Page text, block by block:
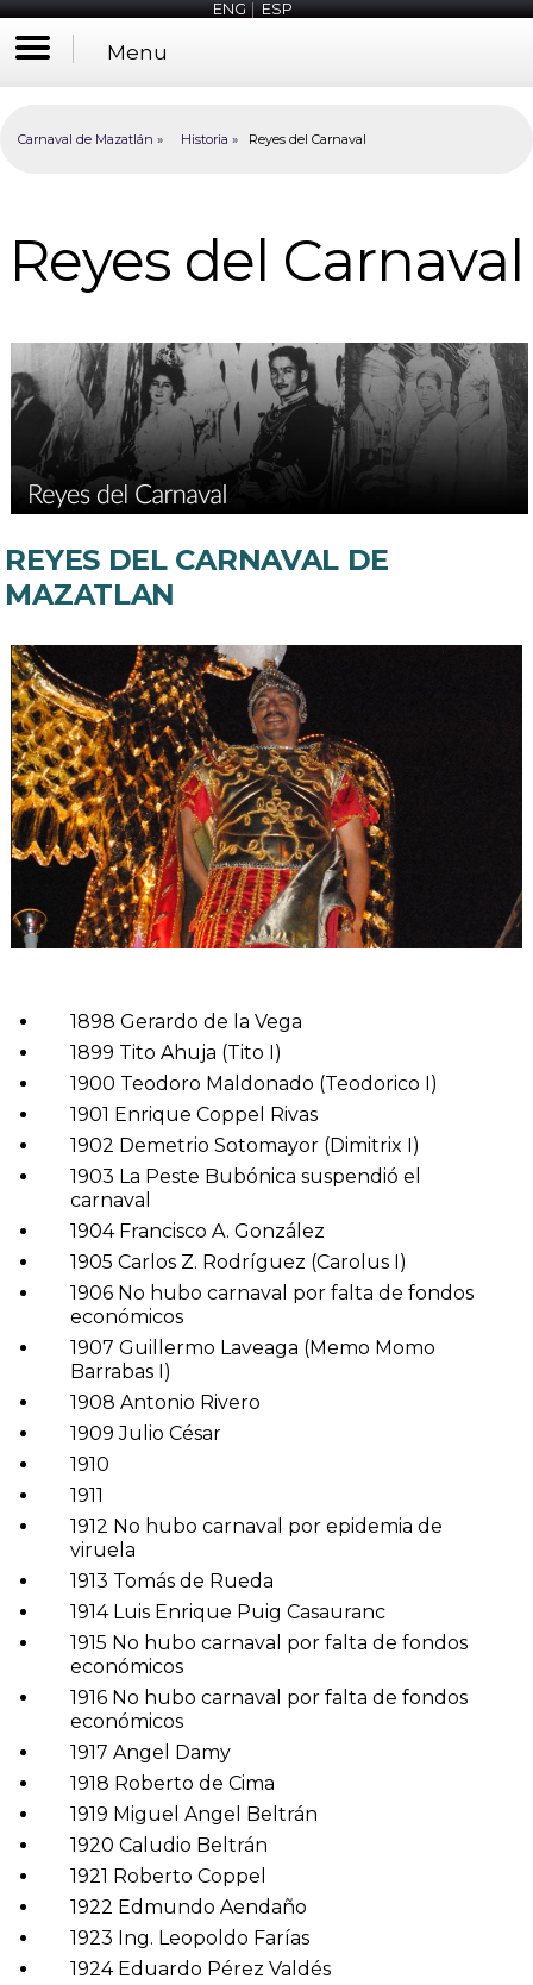
ENG|ESP
Menu
Carnaval de Mazatlán Historia Reyes del Carnaval
Reyes del Carnaval
REYES DEL CARNAVAL DE
MAZATLAN
1898 Gerardo de la Vega
1899 Tito Ahuja (Tito I)
1900 Teodoro Maldonado (Teodorico I)
1901 Enrique Coppel Rivas
1902 Demetrio Sotomayor (Dimitrix I)
1903 La Peste Bubónica suspendió el
carnaval
1904 Francisco A. González
1905 Carlos Z. Rodríguez (Carolus I)
1906 No hubo carnaval por falta de fondos
económicos
1907 Guillermo Laveaga (Memo Momo
Barrabas I)
1908 Antonio Rivero
1909 Julio César
1910
1911
1912 No hubo carnaval por epidemia de
viruela
1913 Tomás de Rueda
1914 Luis Enrique Puig Casauranc
1915 No hubo carnaval por falta de fondos
económicos
1916 No hubo carnaval por falta de fondos
económicos
1917 Angel Damy
1918 Roberto de Cima
1919 Miguel Angel Beltrán
1920 Caludio Beltrán
1921 Roberto Coppel
1922 Edmundo Aendaño
1923 Ing. Leopoldo Farías
1924 Eduardo Pérez Valdés